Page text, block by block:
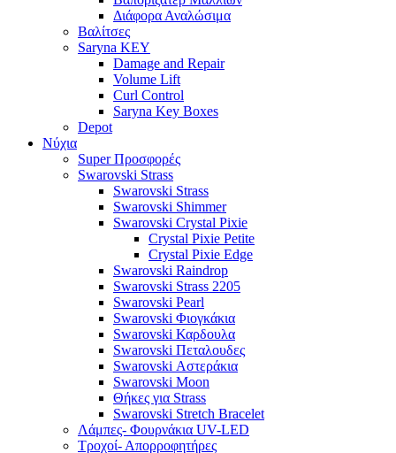
Διάφορα Αναλώσιμα
Βαλίτσες
Saryna KEY
Damage and Repair
Volume Lift
Curl Control
Saryna Key Boxes
Depot
Νύχια
Super Προσφορές
Swarovski Strass
Swarovski Strass
Swarovski Shimmer
Swarovski Crystal Pixie
Crystal Pixie Petite
Crystal Pixie Edge
Swarovski Raindrop
Swarovski Strass 2205
Swarovski Pearl
Swarovski Φιογκάκια
Swarovski Καρδουλα
Swarovski Πεταλουδες
Swarovski Αστεράκια
Swarovski Moon
Θήκες για Strass
Swarovski Stretch Bracelet
Λάμπες- Φουρνάκια UV-LED
Τροχοί- Απορροφητήρες